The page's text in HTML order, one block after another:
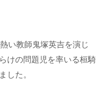
い教師鬼塚英吉を演じ
けの問題児を率いる桓騎
した。